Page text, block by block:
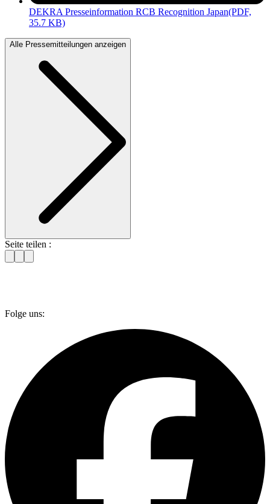
DEKRA Presseinformation RCB Recognition Japan(PDF,
35.7 KB)
Alle Pressemitteilungen anzeigen
Seite teilen :
Folge uns: